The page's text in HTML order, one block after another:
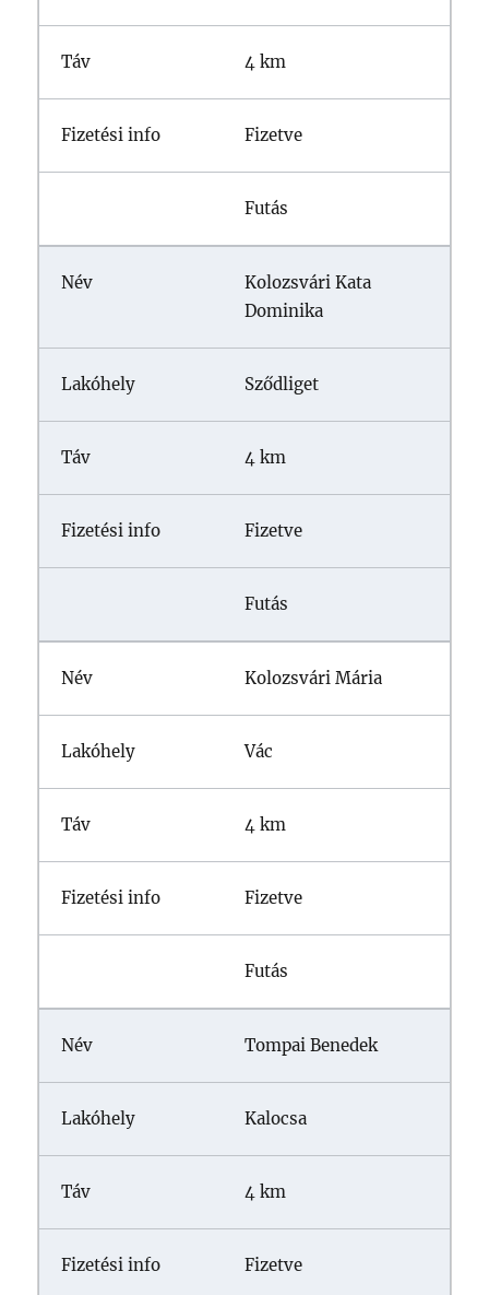
4 km
Fizetve
Futás
Kolozsvári Kata
Dominika
Sződliget
4 km
Fizetve
Futás
Kolozsvári Mária
Vác
4 km
Fizetve
Futás
Tompai Benedek
Kalocsa
4 km
Fizetve